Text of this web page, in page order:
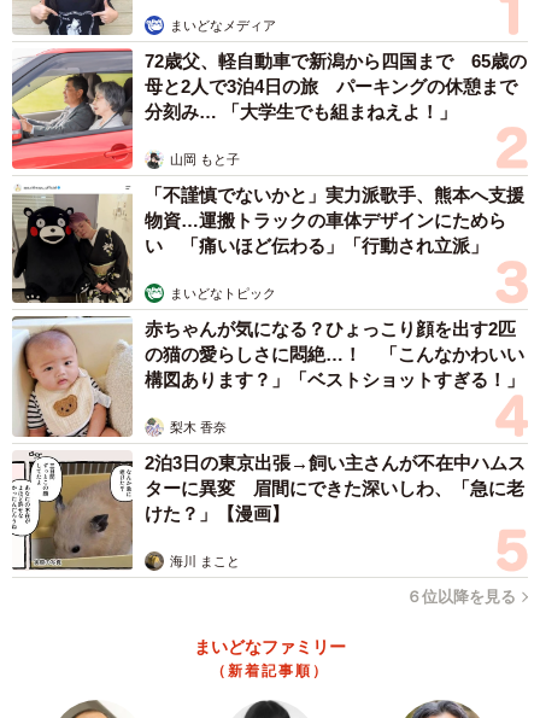
まいどなメディア
72歳父、軽自動車で新潟から四国まで 65歳の
母と2人で3泊4日の旅 パーキングの休憩まで
分刻み… 「大学生でも組まねえよ！」
山岡 もと子
「不謹慎でないかと」実力派歌手、熊本へ支援
物資…運搬トラックの車体デザインにためら
い 「痛いほど伝わる」「行動され立派」
まいどなトピック
赤ちゃんが気になる？ひょっこり顔を出す2匹
の猫の愛らしさに悶絶…！ 「こんなかわいい
構図あります？」「ベストショットすぎる！」
梨木 香奈
2泊3日の東京出張→飼い主さんが不在中ハムス
ターに異変 眉間にできた深いしわ、「急に老
けた？」【漫画】
海川 まこと
６位以降を見る
まいどなファミリー
（新着記事順）